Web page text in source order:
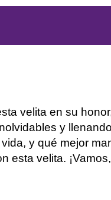
velita en su
y
y qué mejor
esta velita.